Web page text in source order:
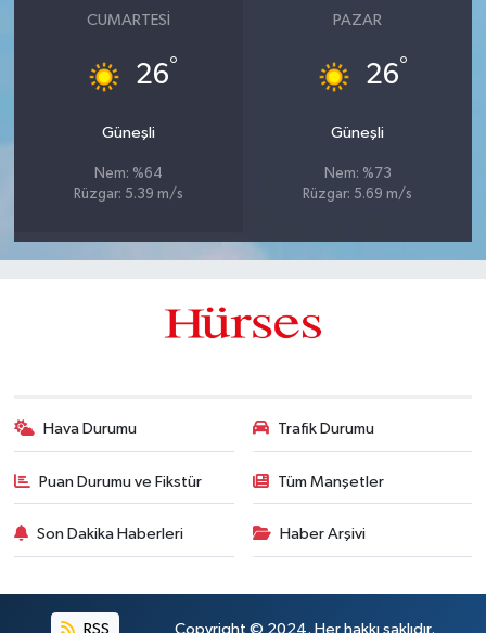
CUMARTESI
26°
Güneşli
Nem: %64
Rüzgar: 5.39 m/s
PAZAR
26°
Güneşli
Nem: %73
Rüzgar: 5.69 m/s
Hava Durumu Trafik Durumu
Puan Durumu ve Fikstür Tüm Manşetler
Son Dakika Haberleri Haber Arşivi
RSS Copyright © 2024. Her hakkı saklıdır.